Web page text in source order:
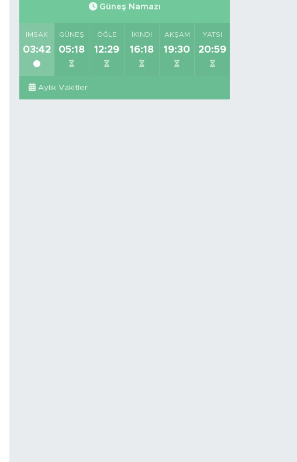
Güneş Namazı
İMSAK
03:42
GÜNEŞ
05:18
ÖĞLE
12:29
İKINDI
16:18
AKŞAM
19:30
YATSI
20:59
Aylık Vakitler